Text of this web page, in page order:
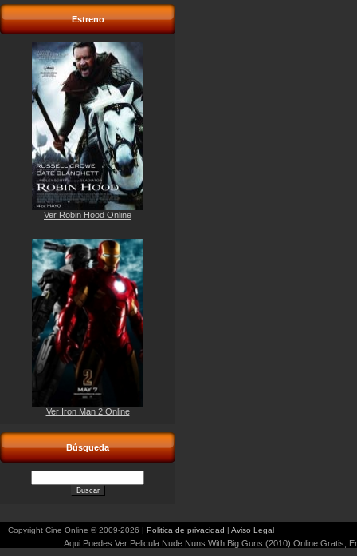
Estreno
Ver Robin Hood Online
Ver Iron Man 2 Online
Búsqueda
Copyright Cine Online © 2009-2026 | Politica de privacidad | Aviso Legal
Aqui Puedes Ver Pelicula Nude Nuns With Big Guns (2010) Online Gratis,